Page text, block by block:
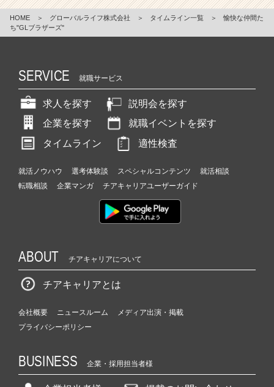
HOME ＞ グローバルライフ株式会社 ＞ タイムライン一覧 ＞
愉快な仲間た
ち"GLブラザーズ"
SERVICE 就職サービス
求人を探す
説明会を探す
企業を探す
就職イベントを探す
タイムライン
適性検査
就活ノウハウ 選考体験談 スペシャルコンテンツ
就活相談
転職相談
企業マンガ チアキャリアユーザーガイド
ABOUT チアキャリアについて
チアキャリアとは
会社概要 ニュースルーム
メディア出演・掲載
プライバシーポリシー
BUSINESS 企業・採用担当者様